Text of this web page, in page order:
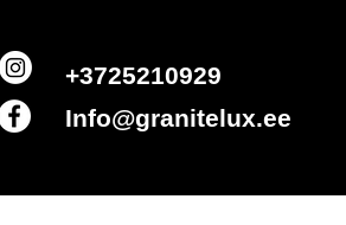
+3725210929
Info@granitelux.ee